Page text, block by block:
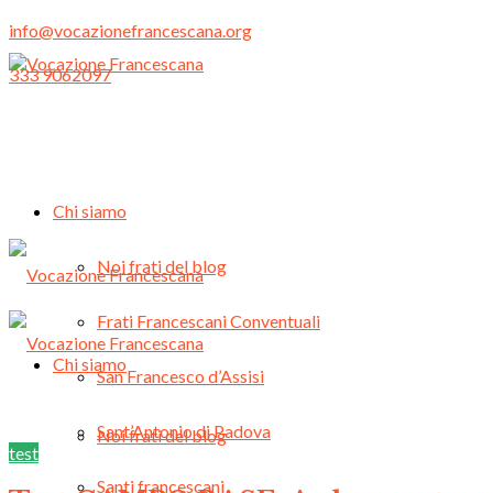
info@vocazionefrancescana.org
333 9062097
Chi siamo
Noi frati del blog
Frati Francescani Conventuali
San Francesco d’Assisi
Sant’Antonio di Padova
Santi francescani
Chi siamo
Noi frati del blog
test